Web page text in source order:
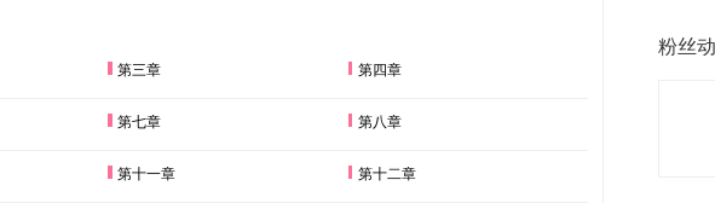
第三章 第四章
第七章 第八章
第十一章 第十二章
粉丝